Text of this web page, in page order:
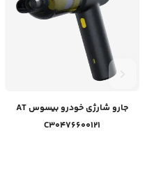
جارو شارژی خودرو بیسوس AT
C30476600121